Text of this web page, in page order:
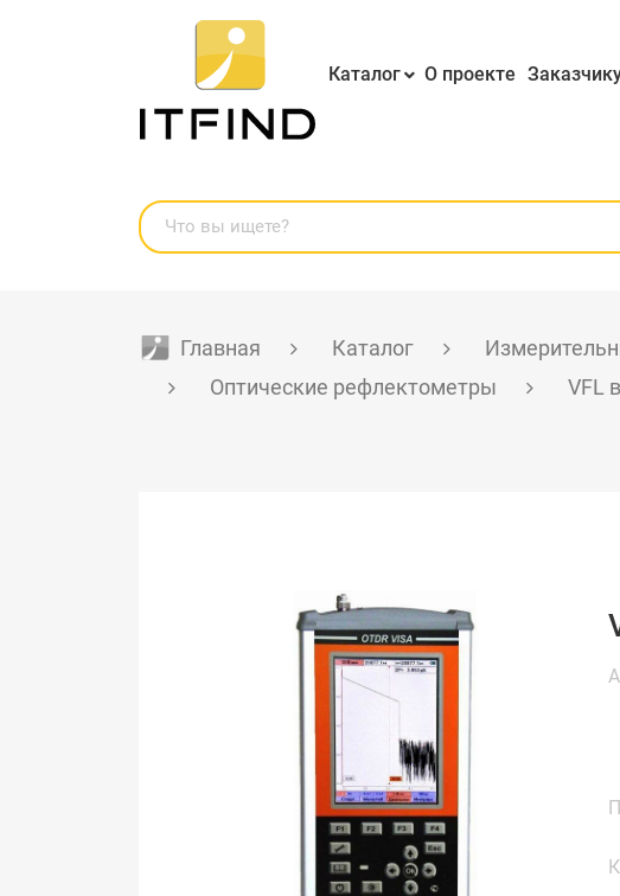
Каталог О проекте
Главная Каталог
Оптические рефлектометры
VFL